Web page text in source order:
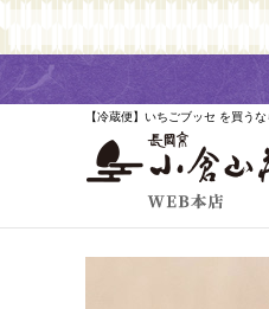
【冷蔵便】いちごブッセ を買う